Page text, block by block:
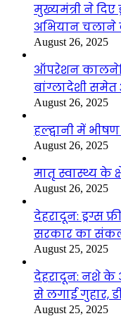
मुख्यमंत्री ने दिए
अभियान चलाने
August 26, 2025
ऑपरेशन
बांग्लादेशी
August 26, 2025
हल्द्वानी में
August 26, 2025
मातृ स्वास्थ्य के
August 26, 2025
देहरादून: ड्रग्स
सरकार का
August 25, 2025
देहरादून: नशे के
से लगाई गुहार,
August 25, 2025